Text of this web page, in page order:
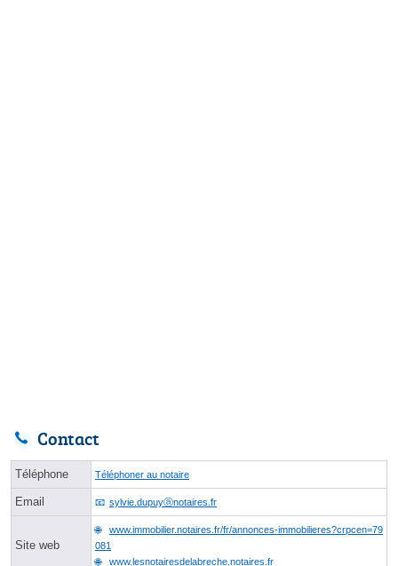
Contact
Téléphone Téléphoner au notaire
Email sylvie.dupuyⓐnotaires.fr
Site web
www.immobilier.notaires.fr/fr/annonces-immobilieres?crpcen=79
081
www.lesnotairesdelabreche.notaires.fr